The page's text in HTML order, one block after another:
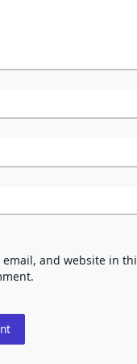
email, and website in